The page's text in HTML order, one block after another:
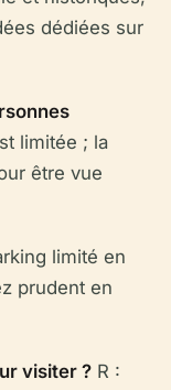
dédiées sur
limitée ; la
être vue
limité en
prudent en
visiter ? R :